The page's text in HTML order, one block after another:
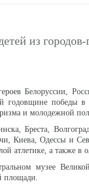
из городов-
Белоруссии,
победы в
и молодежной
Бреста,
Киева, Одессы и
атлетике, а также в
музее
площади.